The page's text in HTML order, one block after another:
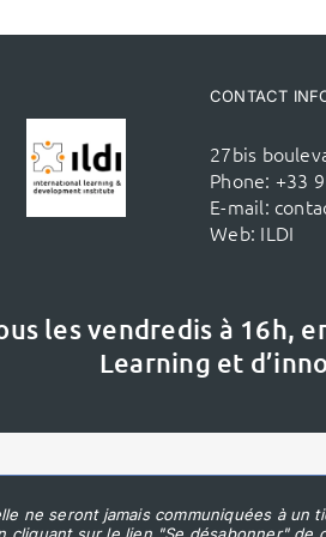
CONTACT
27bis
Phone: +33
E-mail:
Web: ILDI
les vendredis à 16h,
Learning et
ne seront jamais communiquées à un